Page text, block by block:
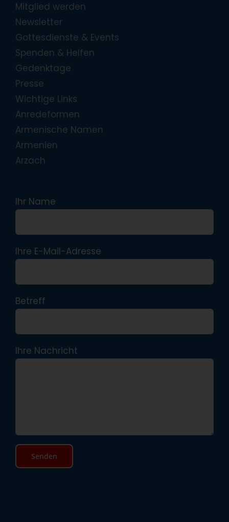
Mitglied werden
Newsletter
Gottesdienste & Events
Spenden & Helfen
Gedenktage
Presse
Wichtige Links
Anredeformen
Armenische Namen
Armenien
Arzach
Ihr Name
Ihre E-Mail-Adresse
Betreff
Ihre Nachricht